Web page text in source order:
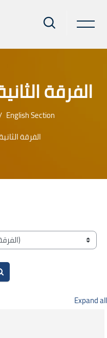
الفرقة
English Section
الفرقة
courses
Expand all